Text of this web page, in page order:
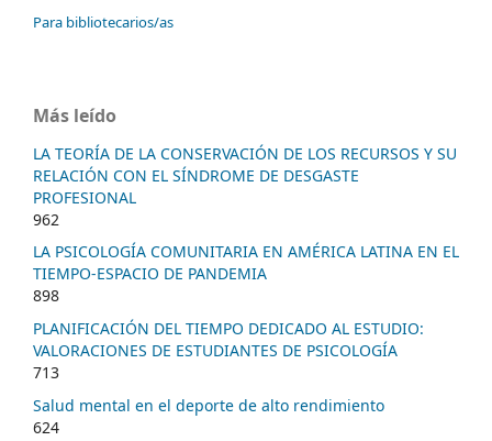
Para bibliotecarios/as
Más leído
LA TEORÍA DE LA CONSERVACIÓN DE LOS RECURSOS Y SU
RELACIÓN CON EL SÍNDROME DE DESGASTE
PROFESIONAL
962
LA PSICOLOGÍA COMUNITARIA EN AMÉRICA LATINA EN EL
TIEMPO-ESPACIO DE PANDEMIA
898
PLANIFICACIÓN DEL TIEMPO DEDICADO AL ESTUDIO:
VALORACIONES DE ESTUDIANTES DE PSICOLOGÍA
713
Salud mental en el deporte de alto rendimiento
624